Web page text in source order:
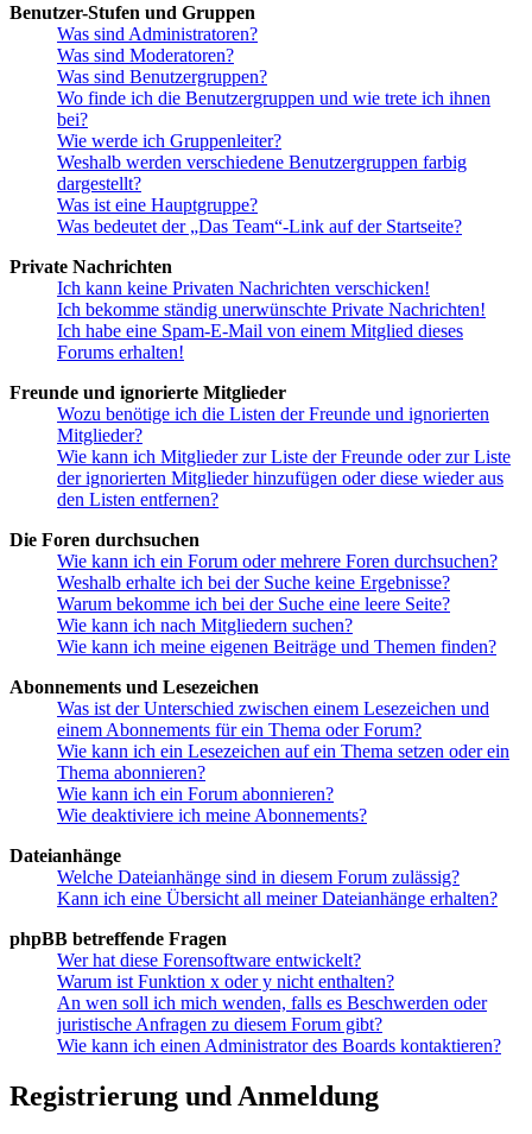
Benutzer-Stufen und Gruppen
Was sind Administratoren?
Was sind Moderatoren?
Was sind Benutzergruppen?
Wo finde ich die Benutzergruppen und wie trete ich ihnen
bei?
Wie werde ich Gruppenleiter?
Weshalb werden verschiedene Benutzergruppen farbig
dargestellt?
Was ist eine Hauptgruppe?
Was bedeutet der „Das Team“-Link auf der Startseite?
Private Nachrichten
Ich kann keine Privaten Nachrichten verschicken!
Ich bekomme ständig unerwünschte Private Nachrichten!
Ich habe eine Spam-E-Mail von einem Mitglied dieses
Forums erhalten!
Freunde und ignorierte Mitglieder
Wozu benötige ich die Listen der Freunde und ignorierten
Mitglieder?
Wie kann ich Mitglieder zur Liste der Freunde oder zur Liste
der ignorierten Mitglieder hinzufügen oder diese wieder aus
den Listen entfernen?
Die Foren durchsuchen
Wie kann ich ein Forum oder mehrere Foren durchsuchen?
Weshalb erhalte ich bei der Suche keine Ergebnisse?
Warum bekomme ich bei der Suche eine leere Seite?
Wie kann ich nach Mitgliedern suchen?
Wie kann ich meine eigenen Beiträge und Themen finden?
Abonnements und Lesezeichen
Was ist der Unterschied zwischen einem Lesezeichen und
einem Abonnements für ein Thema oder Forum?
Wie kann ich ein Lesezeichen auf ein Thema setzen oder ein
Thema abonnieren?
Wie kann ich ein Forum abonnieren?
Wie deaktiviere ich meine Abonnements?
Dateianhänge
Welche Dateianhänge sind in diesem Forum zulässig?
Kann ich eine Übersicht all meiner Dateianhänge erhalten?
phpBB betreffende Fragen
Wer hat diese Forensoftware entwickelt?
Warum ist Funktion x oder y nicht enthalten?
An wen soll ich mich wenden, falls es Beschwerden oder
juristische Anfragen zu diesem Forum gibt?
Wie kann ich einen Administrator des Boards kontaktieren?
Registrierung und Anmeldung